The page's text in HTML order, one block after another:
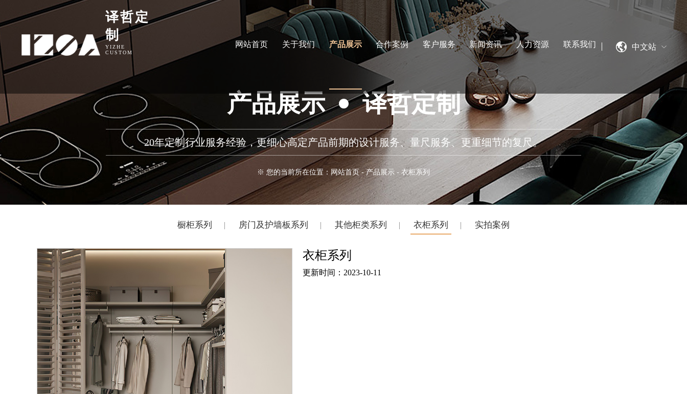
译哲定
制
YIZHE
CUSTOM
中文站
网站首页 关于我们 产品展示 合作案例 客户服务 新闻资讯 人力资源 联系我们
产品展示 译哲定制
20年定制行业服务经验，更细心高定产品前期的设计服务、量尺服务、更重细节的复尺。
※ 您的当前所在位置： 网站首页 -产品展示 - 衣柜系列
橱柜系列 房门及护墙板系列 其他柜类系列 衣柜系列 实拍案例
衣柜系列
更新时间：2023-10-11